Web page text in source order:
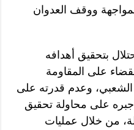
ووقف العدوان
بتحقيق أهدافه
على المقاومة
وعدم قدرته على
على محاولة تحقيق
من خلال عمليات